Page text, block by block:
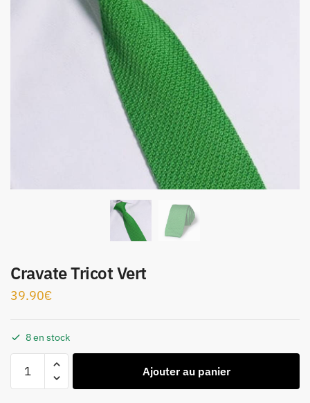
Cravate Tricot Vert
39.90€
8 en stock
Ajouter au panier